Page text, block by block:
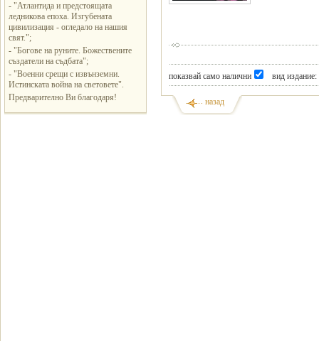
- "Атлантида и предстоящата
ледникова епоха. Изгубената
цивилизация - огледало на нашия
свят.";
- "Богове на руните. Божествените
създатели на съдбата";
- "Военни срещи с извънземни.
Истинската война на световете".
Предварително Ви благодаря!
показвай само налични вид издание:
назад